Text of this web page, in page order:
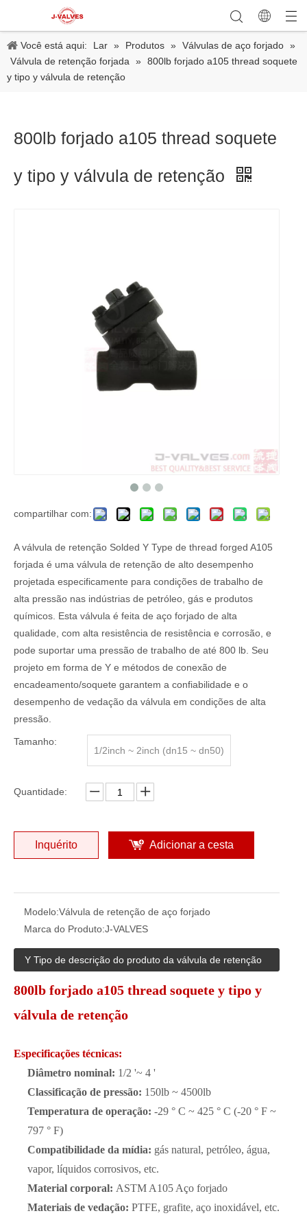
Você está aqui: Lar » Produtos » Válvulas de aço forjado »
Válvula de retenção forjada
» 800lb forjado a105 thread soquete
y tipo y válvula de retenção
800lb forjado a105 thread soquete
y tipo y válvula de retenção
compartilhar com:
A válvula de retenção Solded Y Type de thread forged A105
forjada é uma válvula de retenção de alto desempenho
projetada especificamente para condições de trabalho de
alta pressão nas indústrias de petróleo, gás e produtos
químicos. Esta válvula é feita de aço forjado de alta
qualidade, com alta resistência de resistência e corrosão, e
pode suportar uma pressão de trabalho de até 800 lb. Seu
projeto em forma de Y e métodos de conexão de
encadeamento/soquete garantem a confiabilidade e o
desempenho de vedação da válvula em condições de alta
pressão.
Tamanho:
1/2inch ~ 2inch (dn15 ~ dn50)
Quantidade:
Inquérito Adicionar a cesta
Modelo:Válvula de retenção de aço forjado
Marca do Produto:J-VALVES
Y Tipo de descrição do produto da válvula de retenção
800lb forjado a105 thread soquete y tipo y
válvula de retenção
Especificações técnicas:
Diâmetro nominal: 1/2 '~ 4 '
Classificação de pressão: 150lb ~ 4500lb
Temperatura de operação: -29 ° C ~ 425 ° C (-20 ° F ~
797 ° F)
Compatibilidade da mídia: gás natural, petróleo, água,
vapor, líquidos corrosivos, etc.
Material corporal: ASTM A105 Aço forjado
Materiais de vedação: PTFE, grafite, aço inoxidável, etc.